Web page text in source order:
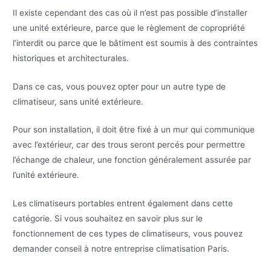
Il existe cependant des cas où il n’est pas possible d’installer
une unité extérieure, parce que le règlement de copropriété
l’interdit ou parce que le bâtiment est soumis à des contraintes
historiques et architecturales.
Dans ce cas, vous pouvez opter pour un autre type de
climatiseur, sans unité extérieure.
Pour son installation, il doit être fixé à un mur qui communique
avec l’extérieur, car des trous seront percés pour permettre
l’échange de chaleur, une fonction généralement assurée par
l’unité extérieure.
Les climatiseurs portables entrent également dans cette
catégorie. Si vous souhaitez en savoir plus sur le
fonctionnement de ces types de climatiseurs, vous pouvez
demander conseil à notre entreprise climatisation Paris.